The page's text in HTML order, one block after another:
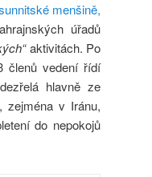
menšině,
úřadů
aktivitách. Po
členů vedení řídí
hlavně ze
zejména v Iránu,
do nepokojů